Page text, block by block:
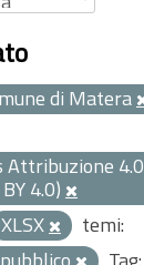
di Matera
Attribuzione 4.0
4.0)
XLSX
temi: